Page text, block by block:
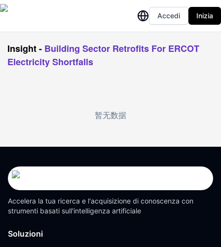
Accedi Inizia
Insight- Building Sector Retrofits For ERCOT
Electricity Shortfalls
暂无数据
Accelera la tua ricerca e l'acquisizione di conoscenza con
strumenti basati sull'intelligenza artificiale
Soluzioni